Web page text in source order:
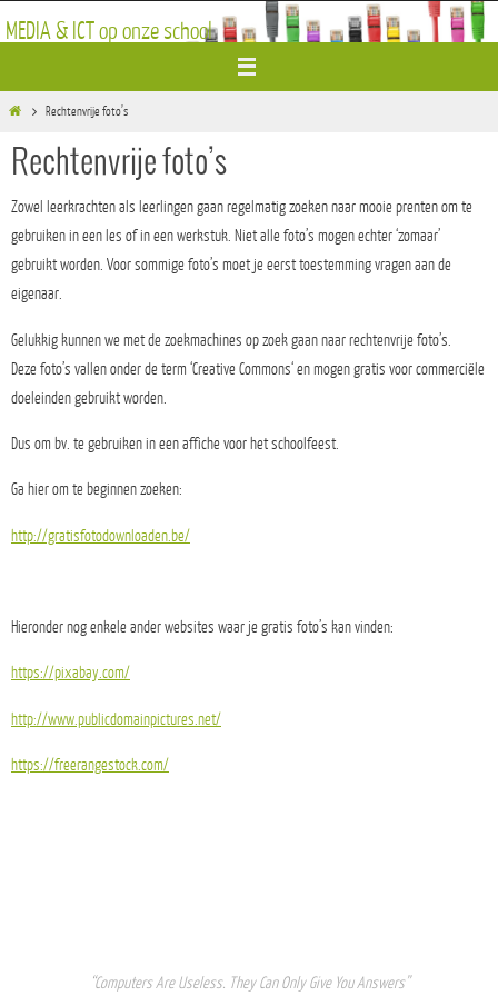
naar
MEDIA & ICT op onze school
HomeRechtenvrije foto’s
Rechtenvrije foto’s
Zowel leerkrachten als leerlingen gaan regelmatig zoeken naar mooie prenten om te
gebruiken in een les of in een werkstuk. Niet alle foto’s mogen echter ‘zomaar’
gebruikt worden. Voor sommige foto’s moet je eerst toestemming vragen aan de
eigenaar.
Gelukkig kunnen we met de zoekmachines op zoek gaan naar rechtenvrije foto’s.
Deze foto’s vallen onder de term ‘Creative Commons‘ en mogen gratis voorcommerciële
doeleinden gebruikt worden.
Dus om bv. te gebruiken in een affiche voor het schoolfeest.
Ga hier om te beginnen zoeken:
http://gratisfotodownloaden.be/
Hieronder nog enkele ander websites waar je gratis foto’s kan vinden:
https://pixabay.com/
http://www.publicdomainpictures.net/
https://freerangestock.com/
“Computers Are Useless. They Can Only Give You Answers”